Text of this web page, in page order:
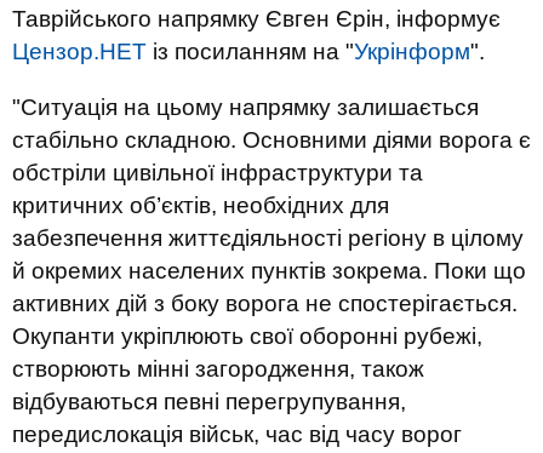
Таврійського напрямку Євген Єрін, інформує
Цензор.НЕТ із посиланням на "Укрінформ".
"Ситуація на цьому напрямку залишається
стабільно складною. Основними діями ворога є
обстріли цивільної інфраструктури та
критичних об’єктів, необхідних для
забезпечення життєдіяльності регіону в цілому
й окремих населених пунктів зокрема. Поки що
активних дій з боку ворога не спостерігається.
Окупанти укріплюють свої оборонні рубежі,
створюють мінні загородження, також
відбуваються певні перегрупування,
передислокація військ, час від часу ворог